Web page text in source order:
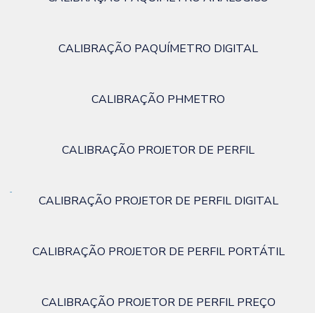
CALIBRAÇÃO PAQUÍMETRO DIGITAL
CALIBRAÇÃO PHMETRO
CALIBRAÇÃO PROJETOR DE PERFIL
CALIBRAÇÃO PROJETOR DE PERFIL DIGITAL
CALIBRAÇÃO PROJETOR DE PERFIL PORTÁTIL
CALIBRAÇÃO PROJETOR DE PERFIL PREÇO